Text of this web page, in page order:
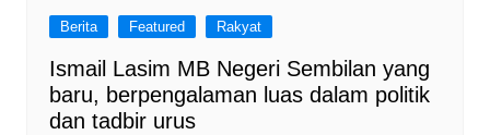
Berita Featured Rakyat
Ismail Lasim MB Negeri Sembilan yang
baru, berpengalaman luas dalam politik
dan tadbir urus